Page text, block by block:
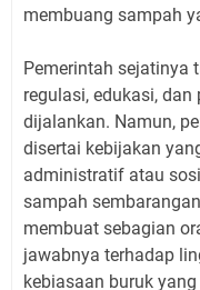
membuang sampah
Pemerintah sejatinya
regulasi, edukasi,
dijalankan. Namun,
disertai kebijakan
administratif atau
sampah
membuat sebagian
jawabnya terhadap
kebiasaan buruk